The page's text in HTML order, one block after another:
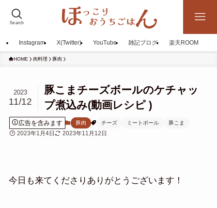
Search
Instagram X(Twitter) YouTube 雑記ブログ 楽天ROOM
HOME 肉料理 豚肉
豚こまチーズボールのケチャッ
プ煮込み(動画レシピ )
2023
11/12
広告を含みます 豚肉 チーズ ミートボール 豚こま
2023年1月4日 2023年11月12日
今日も来てくださりありがとうございます！